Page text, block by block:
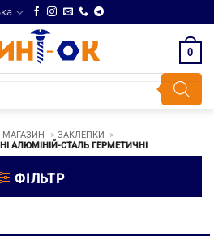
0
МАГАЗИН
ЗАКЛЕПКИ
АЛЮМІНІЙ-СТАЛЬ ГЕРМЕТИЧНІ
ФІЛЬТР